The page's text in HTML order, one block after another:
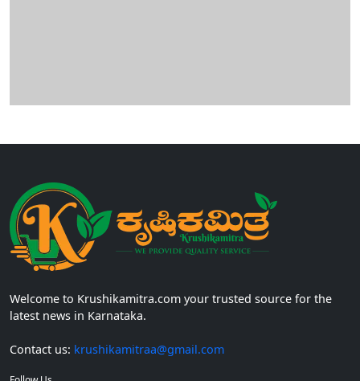
Welcome to Krushikamitra.com your trusted source for the
latest news in Karnataka.
Contact us: krushikamitraa@gmail.com